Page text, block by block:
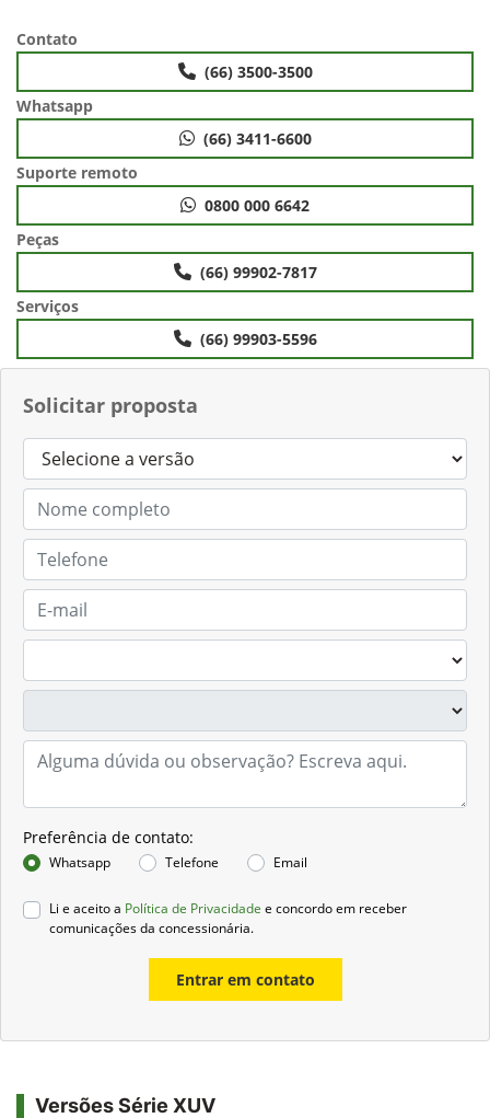
Solicitar proposta
Preferência de contato:
Whatsapp Telefone Email
Li e aceito a Política de Privacidade e concordo em receber
comunicações da concessionária.
Entrar em contato
Contato
(66) 3500-3500
Whatsapp
(66) 3411-6600
Suporte remoto
0800 000 6642
Peças
(66) 99902-7817
Serviços
(66) 99903-5596
Versões Série XUV